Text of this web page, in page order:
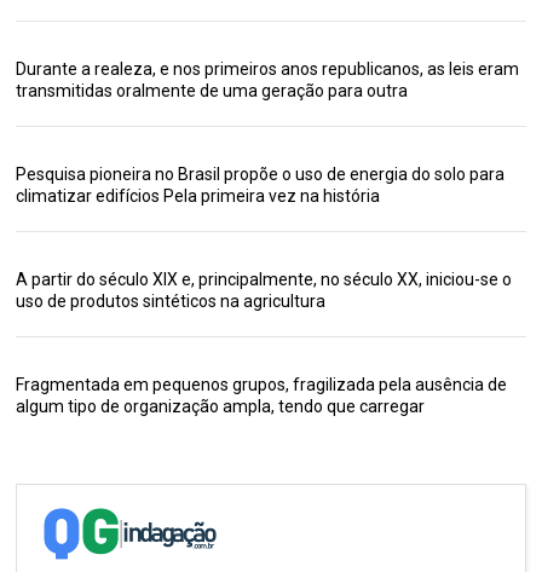
Durante a realeza, e nos primeiros anos republicanos, as leis eram
transmitidas oralmente de uma geração para outra
Pesquisa pioneira no Brasil propõe o uso de energia do solo para
climatizar edifícios Pela primeira vez na história
A partir do século XIX e, principalmente, no século XX, iniciou-se o
uso de produtos sintéticos na agricultura
Fragmentada em pequenos grupos, fragilizada pela ausência de
algum tipo de organização ampla, tendo que carregar